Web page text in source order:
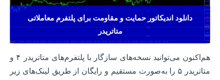
دانلود اندیکاتور حمایت و مقاومت برای پلتفرم معاملاتی
متاتریدر
هم‌اکنون می‌توانید نسخه‌های سازگار با پلتفرم‌های متاتریدر ۴ و
متاتریدر ۵ را به‌صورت مستقیم و رایگان از طریق لینک‌های زیر